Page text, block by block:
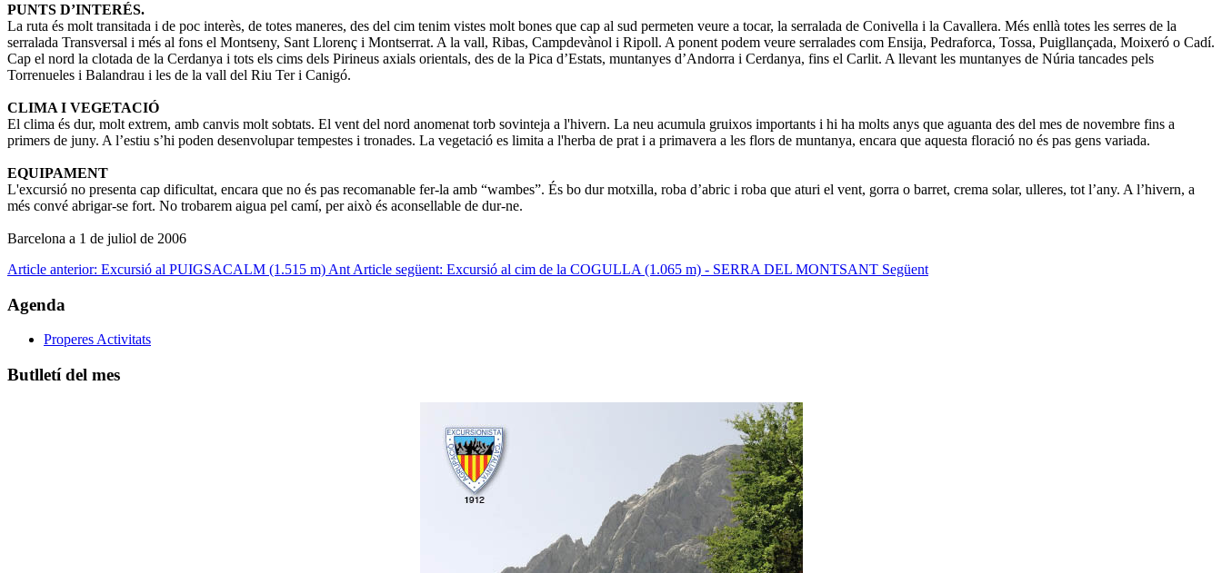
PUNTS D’INTERÉS.
La ruta és molt transitada i de poc interès, de totes maneres, des del cim tenim vistes molt bones que cap al sud permeten veure a tocar, la serralada de Conivella i la Cavallera. Més enllà totes les serres de la
serralada Transversal i més al fons el Montseny, Sant Llorenç i Montserrat. A la vall, Ribas, Campdevànol i Ripoll. A ponent podem veure serralades com Ensija, Pedraforca, Tossa, Puigllançada, Moixeró o Cadí.
Cap el nord la clotada de la Cerdanya i tots els cims dels Pirineus axials orientals, des de la Pica d’Estats, muntanyes d’Andorra i Cerdanya, fins el Carlit. A llevant les muntanyes de Núria tancades pels
Torrenueles i Balandrau i les de la vall del Riu Ter i Canigó.
CLIMA I VEGETACIÓ
El clima és dur, molt extrem, amb canvis molt sobtats. El vent del nord anomenat torb sovinteja a l'hivern. La neu acumula gruixos importants i hi ha molts anys que aguanta des del mes de novembre fins a
primers de juny. A l’estiu s’hi poden desenvolupar tempestes i tronades. La vegetació es limita a l'herba de prat i a primavera a les flors de muntanya, encara que aquesta floració no és pas gens variada.
EQUIPAMENT
L'excursió no presenta cap dificultat, encara que no és pas recomanable fer-la amb “wambes”. És bo dur motxilla, roba d’abric i roba que aturi el vent, gorra o barret, crema solar, ulleres, tot l’any. A l’hivern, a
més convé abrigar-se fort. No trobarem aigua pel camí, per això és aconsellable de dur-ne.
Barcelona a 1 de juliol de 2006
Article anterior: Excursió al PUIGSACALM (1.515 m) Ant Article següent: Excursió al cim de la COGULLA (1.065 m) - SERRA DEL MONTSANT Següent
Agenda
Properes Activitats
Butlletí del mes